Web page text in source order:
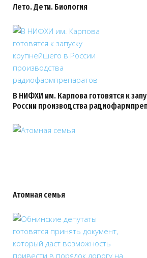
Лето. Дети. Биология
В НИФХИ им. Карпова готовятся к
России производства
Атомная семья